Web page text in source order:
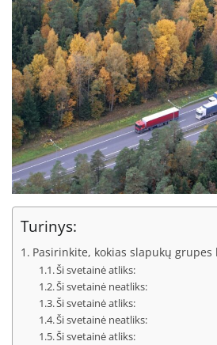
Turinys:
Pasirinkite, kokias slapukų
Ši svetainė atliks:
Ši svetainė neatliks:
Ši svetainė atliks:
Ši svetainė neatliks:
Ši svetainė atliks: